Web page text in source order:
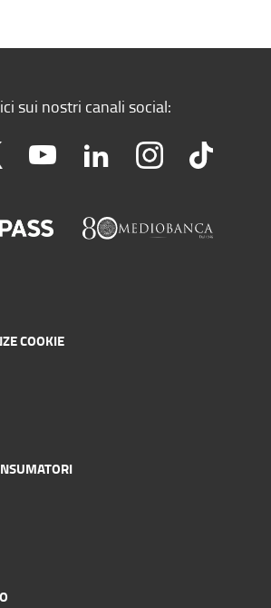
sui nostri canali social:
COOKIE